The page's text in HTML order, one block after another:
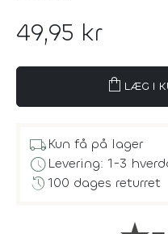
49,95 kr
shopping_bag LÆG I
local_shippingKun få på lager
scheduleLevering: 1-3
history100 dages returret